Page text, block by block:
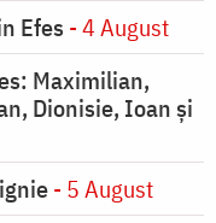
Efes - 4 August
Maximilian,
Dionisie, Ioan şi
- 5 August